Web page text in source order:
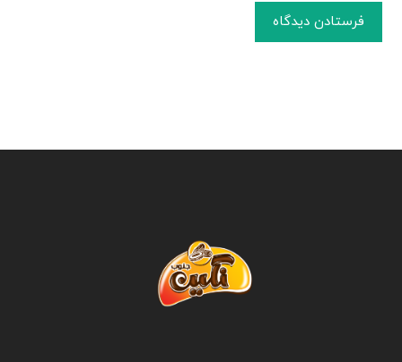
فرستادن دیدگاه